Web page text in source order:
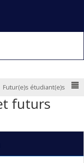
Futur(e)s étudiant(e)s
futurs